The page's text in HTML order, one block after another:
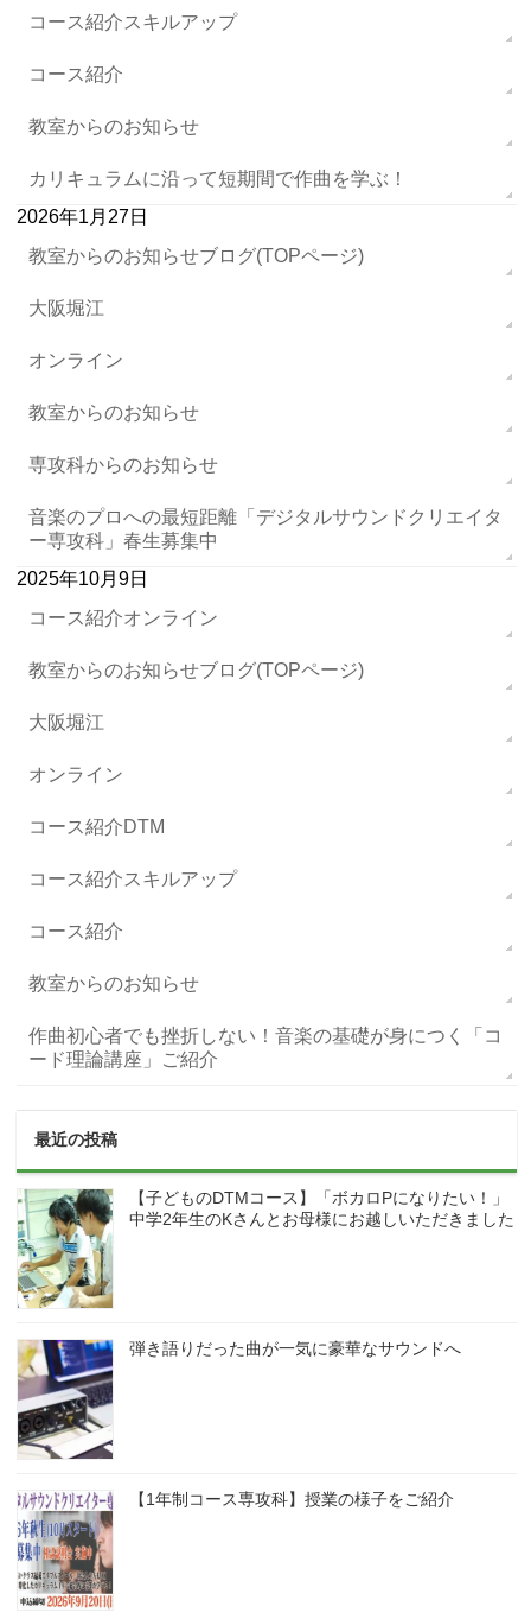
コース紹介スキルアップ
コース紹介
教室からのお知らせ
カリキュラムに沿って短期間で作曲を学ぶ！
2026年1月27日
教室からのお知らせブログ(TOPページ)
大阪堀江
オンライン
教室からのお知らせ
専攻科からのお知らせ
音楽のプロへの最短距離「デジタルサウンドクリエイタ
ー専攻科」春生募集中
2025年10月9日
コース紹介オンライン
教室からのお知らせブログ(TOPページ)
大阪堀江
オンライン
コース紹介DTM
コース紹介スキルアップ
コース紹介
教室からのお知らせ
作曲初心者でも挫折しない！音楽の基礎が身につく「コ
ード理論講座」ご紹介
最近の投稿
【子どものDTMコース】「ボカロPになりたい！」
中学2年生のKさんとお母様にお越しいただきました
弾き語りだった曲が一気に豪華なサウンドへ
【1年制コース専攻科】授業の様子をご紹介